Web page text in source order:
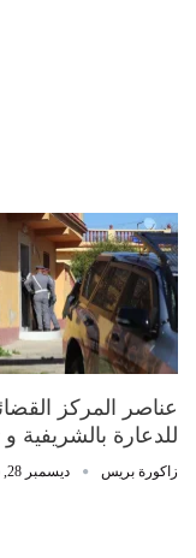
عناصر المركز
للدعارة بالشريفية و
زاكورة بريس ديسمبر 28, 2025